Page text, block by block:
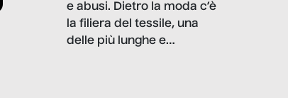
e abusi. Dietro la moda c’è
la filiera del tessile, una
delle più lunghe e